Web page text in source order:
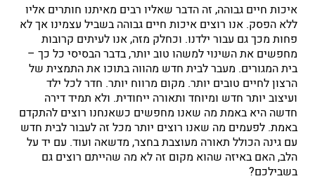
איכות חיים גבוהה, זה הדבר שאליו רבים מאיתנו חותרים אליו
ללא הפסק. אנו רוצים איכות חיים גבוהה בשביל עצמינו אך לא
פחות מכך גם עבור ילדנו. וכחלק מזה, אנו לעיתים קרובות
מחפשים את השינוי למשהו טוב יותר, בדבר הבסיסי כל כך –
בית המגורים. מעבר לבית חדש מהווה בתוכו את התמצית של
הרצון לחיים טובים יותר. מקום מרווח יותר. חדר לכל ילד
ועיצוב יותר חדש ומיוחד ותאורה ייחודית. ולא תמיד דירה
חדשה היא באמת מה שאנו מחפשים כשאנחנו רוצים להתקדם
באמת. לפעמים מה שאנו רוצים יותר מכל זה לעבור לבית חדש
עם גינה הכולל תאורה מעוצבת בחצר, מדשאה ועוד. עם יד על
הלב, האם באיזה שהוא מקום זה לא מה שהייתם רוצים גם
בשבילכם?